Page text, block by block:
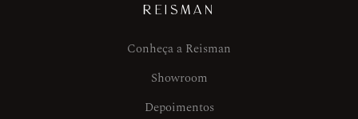
REISMAN
Conheça a Reisman
Showroom
Depoimentos